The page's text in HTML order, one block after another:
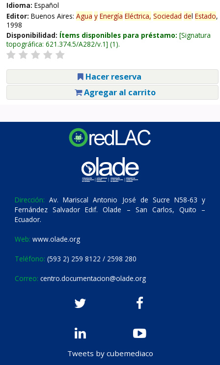
Idioma: Español
Editor: Buenos Aires: Agua y Energía Eléctrica, Sociedad del Estado,
1998
Disponibilidad: Ítems disponibles para préstamo: Signatura
topográfica: 621.374.5/A282/v.1 (1).
Hacer reserva
Agregar al carrito
Dirección: Av. Mariscal Antonio José de Sucre N58-63 y
Fernández Salvador Edif. Olade – San Carlos, Quito –
Ecuador.
Web: www.olade.org
Teléfono: (593 2) 259 8122 / 2598 280
Correo: centro.documentacion@olade.org
Tweets by cubemediaco